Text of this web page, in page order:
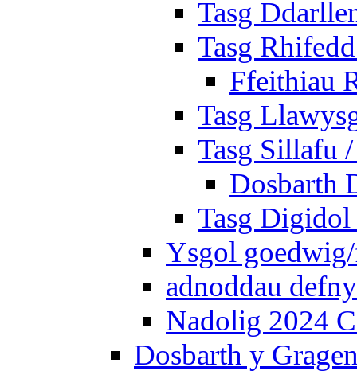
Tasg
Tasg
Ffeithiau
Tasg
Tasg Sillafu
Dosbarth
Tasg
Ysgol
adnoddau
Nadolig 2024
Dosbarth y